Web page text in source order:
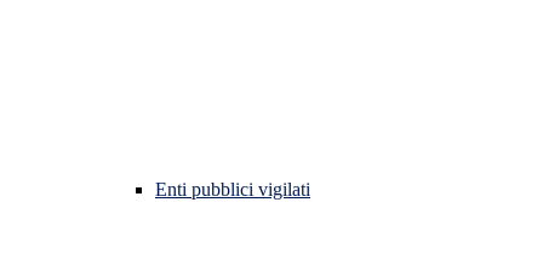
Enti pubblici vigilati